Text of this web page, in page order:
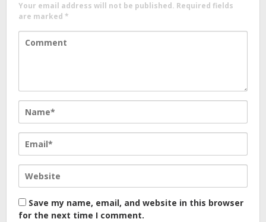
Your email address will not be published. Required fields
are marked *
Save my name, email, and website in this browser
for the next time I comment.